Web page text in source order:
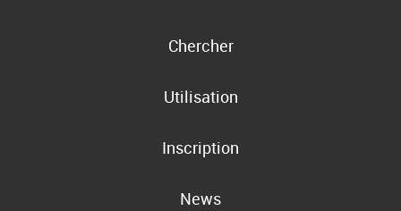
Chercher
Utilisation
Inscription
News